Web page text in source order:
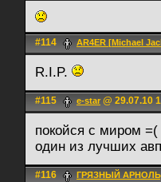
#114 AR4ER [Michael
R.I.P.
#115 e-star @ 29.07.10
покойся с миром =(
один из лучших
#116 ГРЯЗНЫЙ